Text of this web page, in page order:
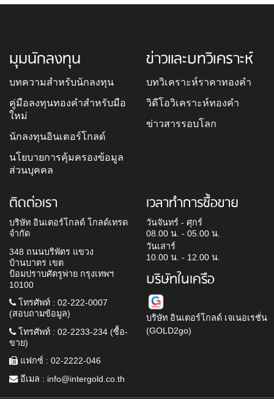
มุมนักลงทุน
บทความสำหรับนักลงทุน
คู่มือลงทุนทองคำสำหรับมือ
ใหม่
นักลงทุนอินเตอร์โกลด์
นโยบายการคุ้มครองข้อมูล
ส่วนบุคคล
ข่าวและบทวิเคราะห์
บทวิเคราะห์ราคาทองคำ
วิดีโอวิเคราะห์ทองคำ
ข่าวสารรอบโลก
ติดต่อเรา
บริษัท อินเตอร์โกลด์ โกลด์เทรด
จำกัด
348 ถนนบริพัตร แขวง
บ้านบาตร เขต
ป้อมปราบศัตรูพ่าย กรุงเทพฯ
10100
โทรศัพท์ : 02-222-0007
(สอบถามข้อมูล)
โทรศัพท์ : 02-2233-234 (ซื้อ-
ขาย)
แฟกซ์ : 02-2222-046
อีเมล : info@intergold.co.th
เวลาทำการซื้อขาย
วันจันทร์ - ศุกร์
08.00 น. - 05.00 น.
วันเสาร์
10.00 น. - 12.00 น.
บริษัทในเครือ
บริษัท อินเตอร์โกลด์ เจเนอเรชั่น
(GOLD2go)